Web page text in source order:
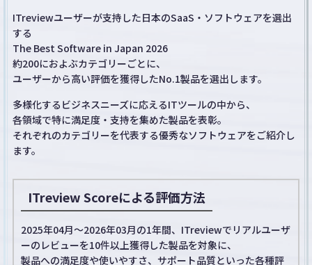
ITreviewユーザーが支持した日本のSaaS・ソフトウェアを選出
する
The Best Software in Japan 2026
約200におよぶカテゴリーごとに、
ユーザーから高い評価を獲得したNo.1製品を選出します。
多様化するビジネスニーズに応えるITツールの中から、
各領域で特に満足度・支持を集めた製品を表彰。
それぞれのカテゴリーを代表する優秀なソフトウェアをご紹介し
ます。
ITreview Scoreによる評価方法
2025年04月～2026年03月の1年間、ITreviewでリアルユーザ
ーのレビューを10件以上獲得した製品を対象に、
製品への満足度や使いやすさ、サポート品質といった各種評